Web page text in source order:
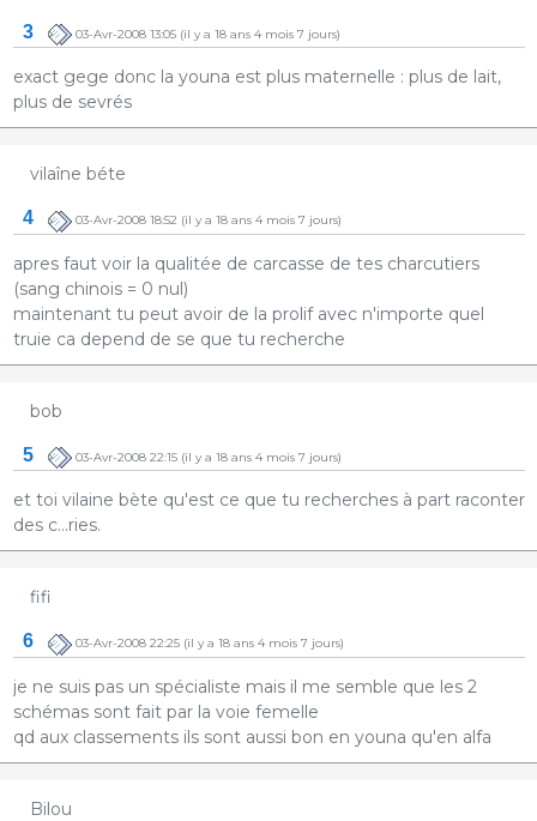
3 03-Avr-2008 13:05(il y a 18 ans 4 mois 7 jours)
exact gege donc la youna est plus maternelle : plus de lait,
plus de sevrés
vilaîne béte
4 03-Avr-2008 18:52 (il y a 18 ans 4 mois 7 jours)
apres faut voir la qualitée de carcasse de tes charcutiers
(sang chinois = 0 nul)
maintenant tu peut avoir de la prolif avec n'importe quel
truie ca depend de se que tu recherche
bob
5 03-Avr-2008 22:15(il y a 18 ans 4 mois 7 jours)
et toi vilaine bète qu'est ce que tu recherches à part raconter
des c...ries.
fifi
6 03-Avr-2008 22:25(il y a 18 ans 4 mois 7 jours)
je ne suis pas un spécialiste mais il me semble que les 2
schémas sont fait par la voie femelle
qd aux classements ils sont aussi bon en youna qu'en alfa
Bilou